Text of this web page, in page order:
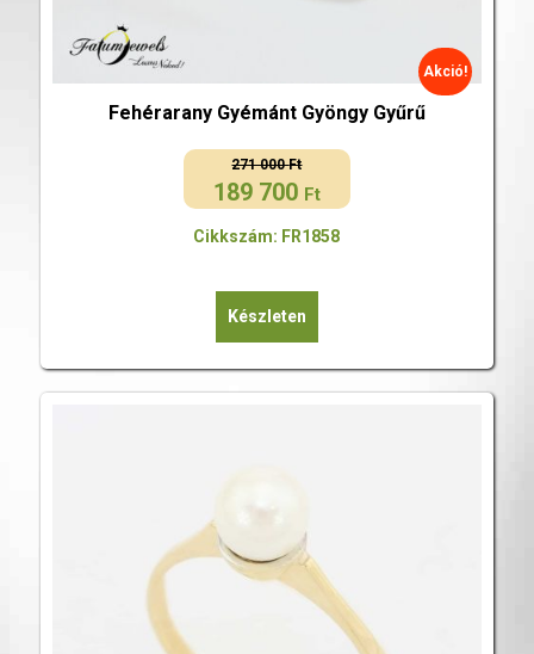
Fehérarany Gyémánt Gyöngy Gyűrű
271 000Ft
Original
was:
000 Ft.
189 700 Ft
Current
is:
700 Ft.
Akció!
Cikkszám: FR1858
Készleten